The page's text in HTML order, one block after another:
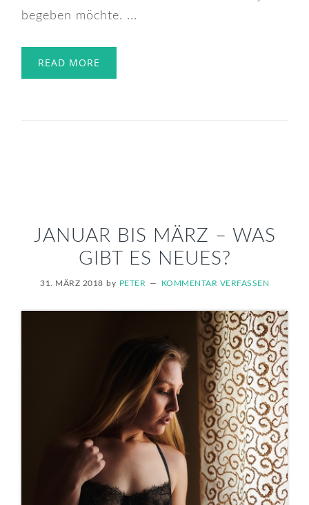
begeben möchte. ...
READ MORE
JANUAR BIS MÄRZ – WAS
GIBT ES NEUES?
31. MÄRZ 2018 by PETER KOMMENTAR VERFASSEN